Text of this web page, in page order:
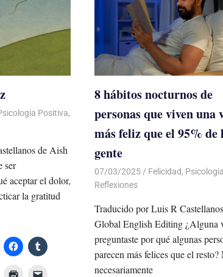
Positiva,
de Aish
ser
aceptar el dolor,
la gratitud
8 hábitos nocturnos de
personas que viven una
más feliz que el 95% de
gente
07/03/2025 De todo un Poco
Felicidad,
Reflexiones
Traducido por Luis R
Global English Editing ¿Alguna
preguntaste por qué algunas
parecen más felices que el resto?
necesariamente